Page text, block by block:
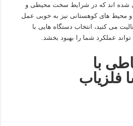
شده‌ اند که در شرایط سخت محیطی و
و محیط‌ های کوهستانی نیز به خوبی عمل
می‌ کنید، انتخاب دستگاه‌ هایی با
عملکرد شما را بهبود بخشد.
با
فلزیاب